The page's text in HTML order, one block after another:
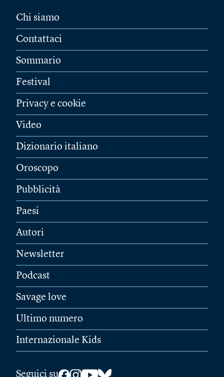
Chi siamo
Contattaci
Sommario
Festival
Privacy e cookie
Video
Dizionario italiano
Oroscopo
Pubblicità
Paesi
Autori
Newsletter
Podcast
Savage love
Ultimo numero
Internazionale Kids
Seguici su